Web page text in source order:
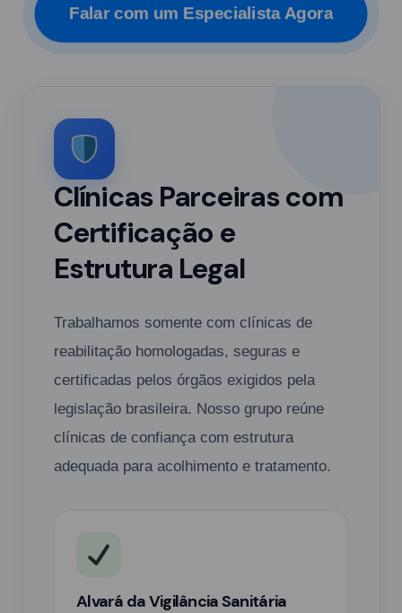
Falar com um Especialista Agora
Clínicas Parceiras com
Certificação e
Estrutura Legal
Trabalhamos somente com clínicas de
reabilitação homologadas, seguras e
certificadas pelos órgãos exigidos pela
legislação brasileira. Nosso grupo reúne
clínicas de confiança com estrutura
adequada para acolhimento e tratamento.
Alvará da Vigilância Sanitária